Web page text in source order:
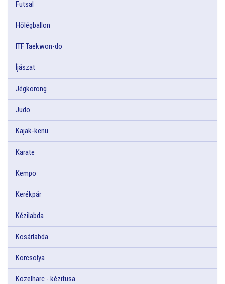
Futsal
Hőlégballon
ITF Taekwon-do
Íjászat
Jégkorong
Judo
Kajak-kenu
Karate
Kempo
Kerékpár
Kézilabda
Kosárlabda
Korcsolya
Közelharc - kézitusa